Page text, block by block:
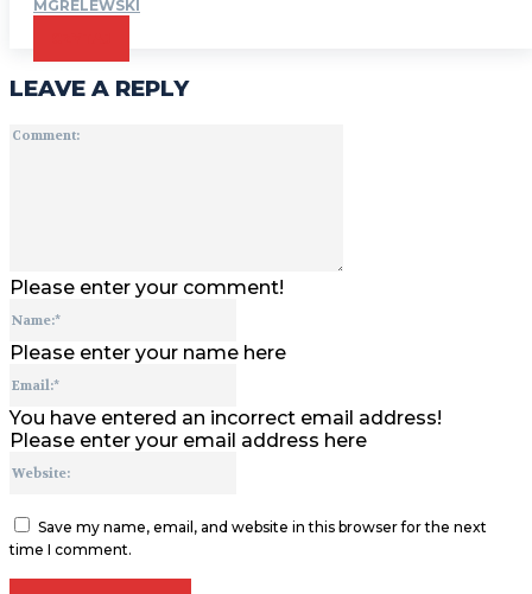
MGRELEWSKI
LEAVE A REPLY
Please enter your comment!
Please enter your name here
You have entered an incorrect email address!
Please enter your email address here
Save my name, email, and website in this browser for the next
time I comment.